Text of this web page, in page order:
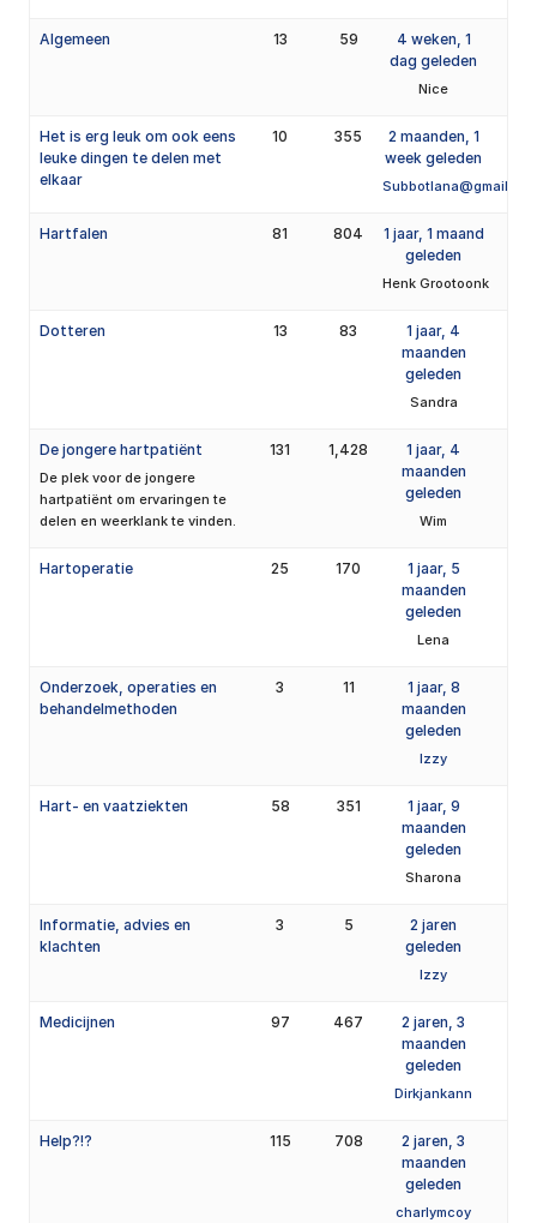
Algemeen 13 59
4 weken, 1
dag geleden
Nice
Het is erg leuk om ook eens
leuke dingen te delen met
elkaar
10 355
2 maanden, 1
week geleden
Hartfalen 81 804
1 jaar, 1 maand
geleden
Henk Grootoonk
Dotteren 13 83
1 jaar, 4
maanden
geleden
Sandra
De jongere hartpatiënt
De plek voor de jongere
hartpatiënt om ervaringen te
delen en weerklank te vinden.
131 1,428
1 jaar, 4
maanden
geleden
Wim
Hartoperatie 25 170
1 jaar, 5
maanden
geleden
Lena
Onderzoek, operaties en
behandelmethoden
3 11
1 jaar, 8
maanden
geleden
Izzy
Hart- en vaatziekten 58 351
1 jaar, 9
maanden
geleden
Sharona
Informatie, advies en
klachten
3 5
2 jaren
geleden
Izzy
Medicijnen 97 467
2 jaren, 3
maanden
geleden
Dirkjankann
Help?!? 115 708
2 jaren, 3
maanden
geleden
charlymcoy